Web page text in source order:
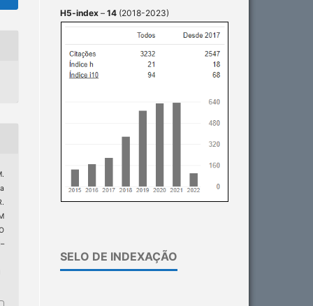
H5-index – 14 (2018-2023)
SELO DE INDEXAÇÃO